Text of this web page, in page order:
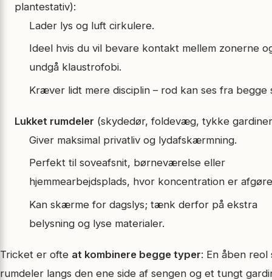
plantestativ):
Lader lys og luft cirkulere.
Ideel hvis du vil bevare kontakt mellem zonerne
undgå klaustrofobi.
Kræver lidt mere disciplin – rod kan ses fra begge
Lukket rumdeler (skydedør, foldevæg, tykke
Giver maksimal privatliv og lydafskærmning.
Perfekt til soveafsnit, børneværelse eller
hjemmearbejdsplads, hvor koncentration er
Kan skærme for dagslys; tænk derfor på ekstra
belysning og lyse materialer.
Tricket er ofte at kombinere begge typer: En åben reol
rumdeler langs den ene side af sengen og et tungt